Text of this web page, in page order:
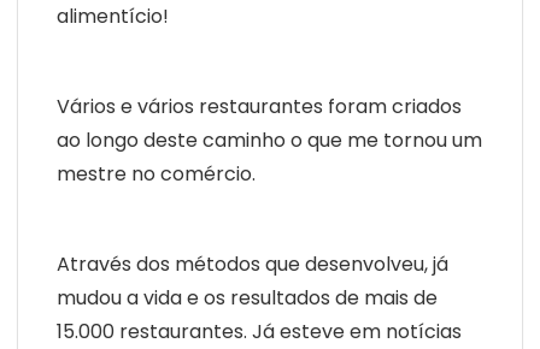
alimentício!
Vários e vários restaurantes foram criados
ao longo deste caminho o que me tornou um
mestre no comércio.
Através dos métodos que desenvolveu, já
mudou a vida e os resultados de mais de
15.000 restaurantes. Já esteve em notícias